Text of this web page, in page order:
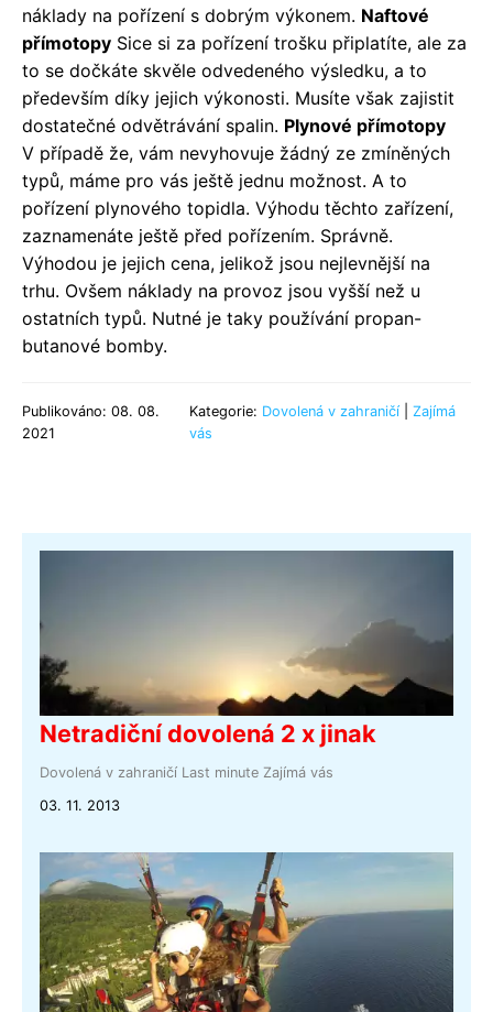
náklady na pořízení s dobrým výkonem. Naftové
přímotopy Sice si za pořízení trošku připlatíte, ale za
to se dočkáte skvěle odvedeného výsledku, a to
především díky jejich výkonosti. Musíte však zajistit
dostatečné odvětrávání spalin. Plynové přímotopy
V případě že, vám nevyhovuje žádný ze zmíněných
typů, máme pro vás ještě jednu možnost. A to
pořízení plynového topidla. Výhodu těchto zařízení,
zaznamenáte ještě před pořízením. Správně.
Výhodou je jejich cena, jelikož jsou nejlevnější na
trhu. Ovšem náklady na provoz jsou vyšší než u
ostatních typů. Nutné je taky používání propan-
butanové bomby.
Publikováno: 08. 08.
2021
Kategorie: Dovolená v zahraničí |Zajímá
vás
Netradiční dovolená 2 x jinak
Dovolená v zahraničí Last minute Zajímá vás
03. 11. 2013